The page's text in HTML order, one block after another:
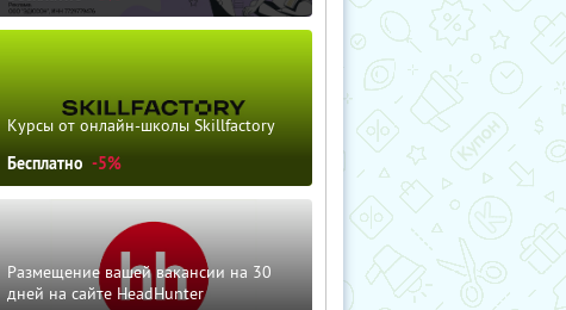
Курсы от онлайн-школы Skillfactory
Бесплатно -5%
Размещение вашей вакансии на 30
дней на сайте HeadHunter